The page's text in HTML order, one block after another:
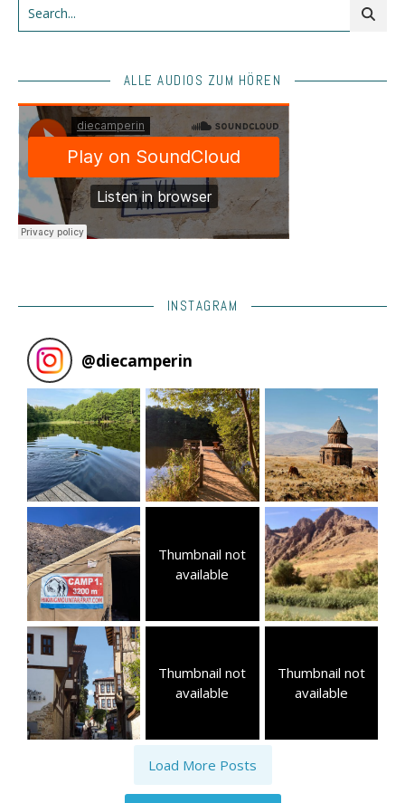
ALLE AUDIOS ZUM HÖREN
INSTAGRAM
@diecamperin
Thumbnail not
available
Thumbnail not
available
Thumbnail not
available
Load More Posts